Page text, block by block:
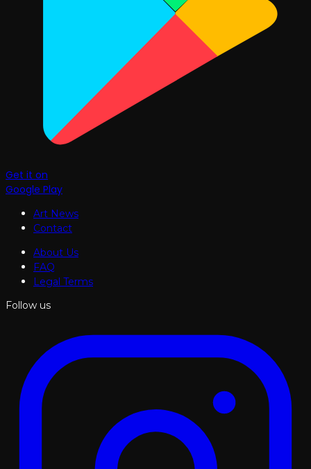
Get it on
Google Play
Art News
Contact
About Us
FAQ
Legal Terms
Follow us